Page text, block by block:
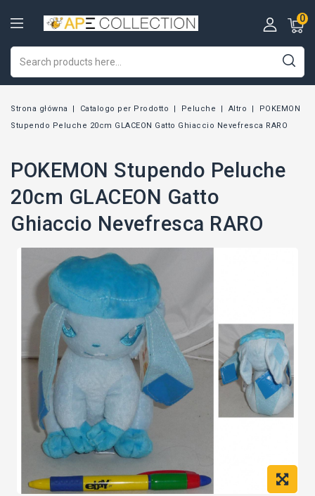
0
Strona główna Catalogo per Prodotto Peluche Altro
POKEMON
Stupendo Peluche 20cm GLACEON Gatto Ghiaccio Nevefresca RARO
POKEMON Stupendo Peluche
20cm GLACEON Gatto
Ghiaccio Nevefresca RARO